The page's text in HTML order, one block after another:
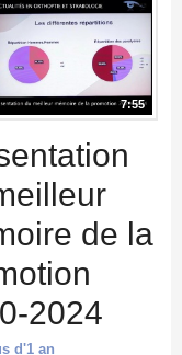
7:55
de la
2024
d'1 an